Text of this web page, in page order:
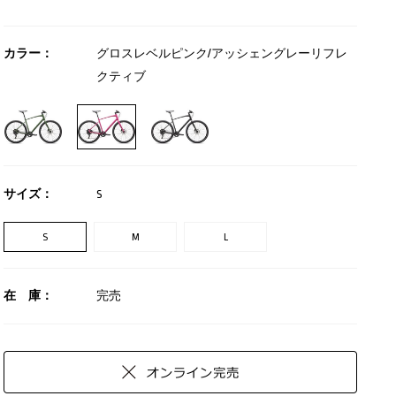
カラー：
グロスレベルピンク/アッシェングレーリフレ
クティブ
サイズ： S
S M L
在 庫： 完売